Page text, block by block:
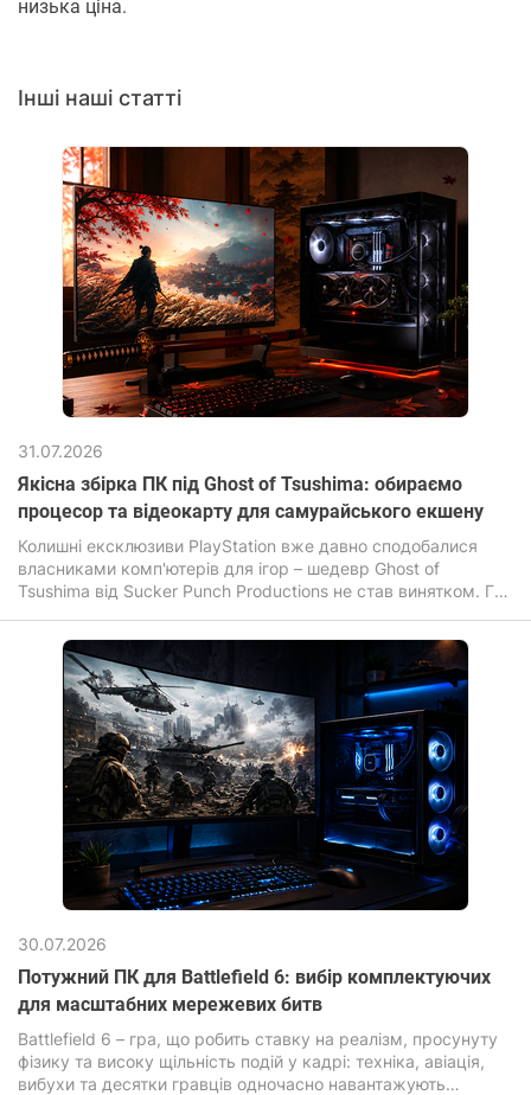
низька ціна.
Інші наші статті
31.07.2026
Якісна збірка ПК під Ghost of Tsushima: обираємо
процесор та відеокарту для самурайського екшену
Колишні ексклюзиви PlayStation вже давно сподобалися
власниками комп'ютерів для ігор – шедевр Ghost of
Tsushima від Sucker Punch Productions не став винятком. Гра
летять за вітром та неймовірною кінематографічністю
динамічних поєдинків на катанах.
30.07.2026
Потужний ПК для Battlefield 6: вибір комплектуючих
для масштабних мережевих битв
Battlefield 6 – гра, що робить ставку на реалізм, просунуту
фізику та високу щільність подій у кадрі: техніка, авіація,
вибухи та десятки гравців одночасно навантажують